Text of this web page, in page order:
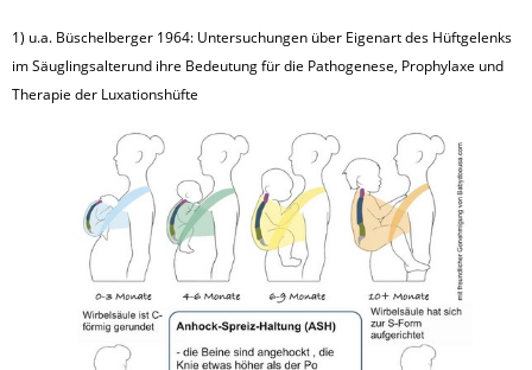
1) u.a. Büschelberger 1964: Untersuchungen über Eigenart des Hüftgelenks
im Säuglingsalterund ihre Bedeutung für die Pathogenese, Prophylaxe und
Therapie der Luxationshüfte